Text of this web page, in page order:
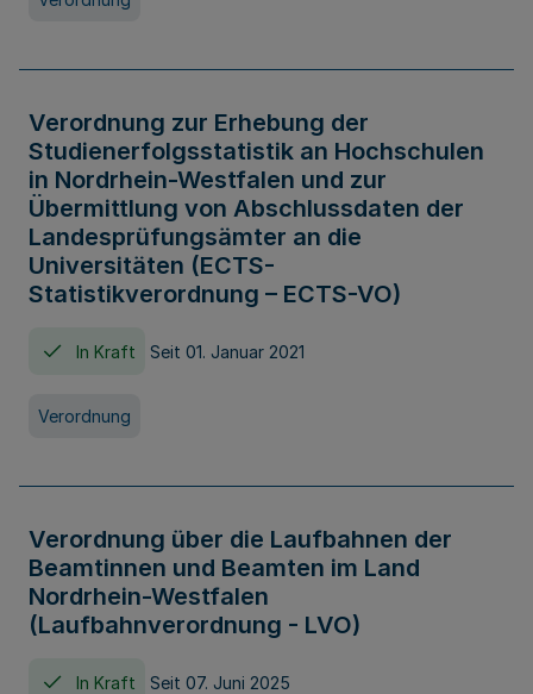
Verordnung zur Erhebung der
Studienerfolgsstatistik an Hochschulen
in Nordrhein-Westfalen und zur
Übermittlung von Abschlussdaten der
Landesprüfungsämter an die
Universitäten (ECTS-
Statistikverordnung – ECTS-VO)
In Kraft Seit 01. Januar 2021
Verordnung
Verordnung über die Laufbahnen der
Beamtinnen und Beamten im Land
Nordrhein-Westfalen
(Laufbahnverordnung - LVO)
In Kraft Seit 07. Juni 2025